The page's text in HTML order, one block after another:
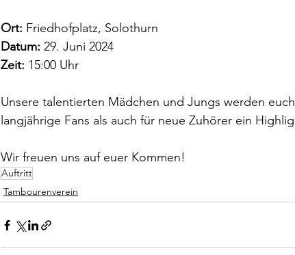
Ort: Friedhofplatz, Solothurn
Datum: 29. Juni 2024
Zeit: 15:00 Uhr
Unsere talentierten Mädchen und Jungs werden
langjährige Fans als auch für neue Zuhörer ein
Wir freuen uns auf euer Kommen!
Auftritt
Tambourenverein